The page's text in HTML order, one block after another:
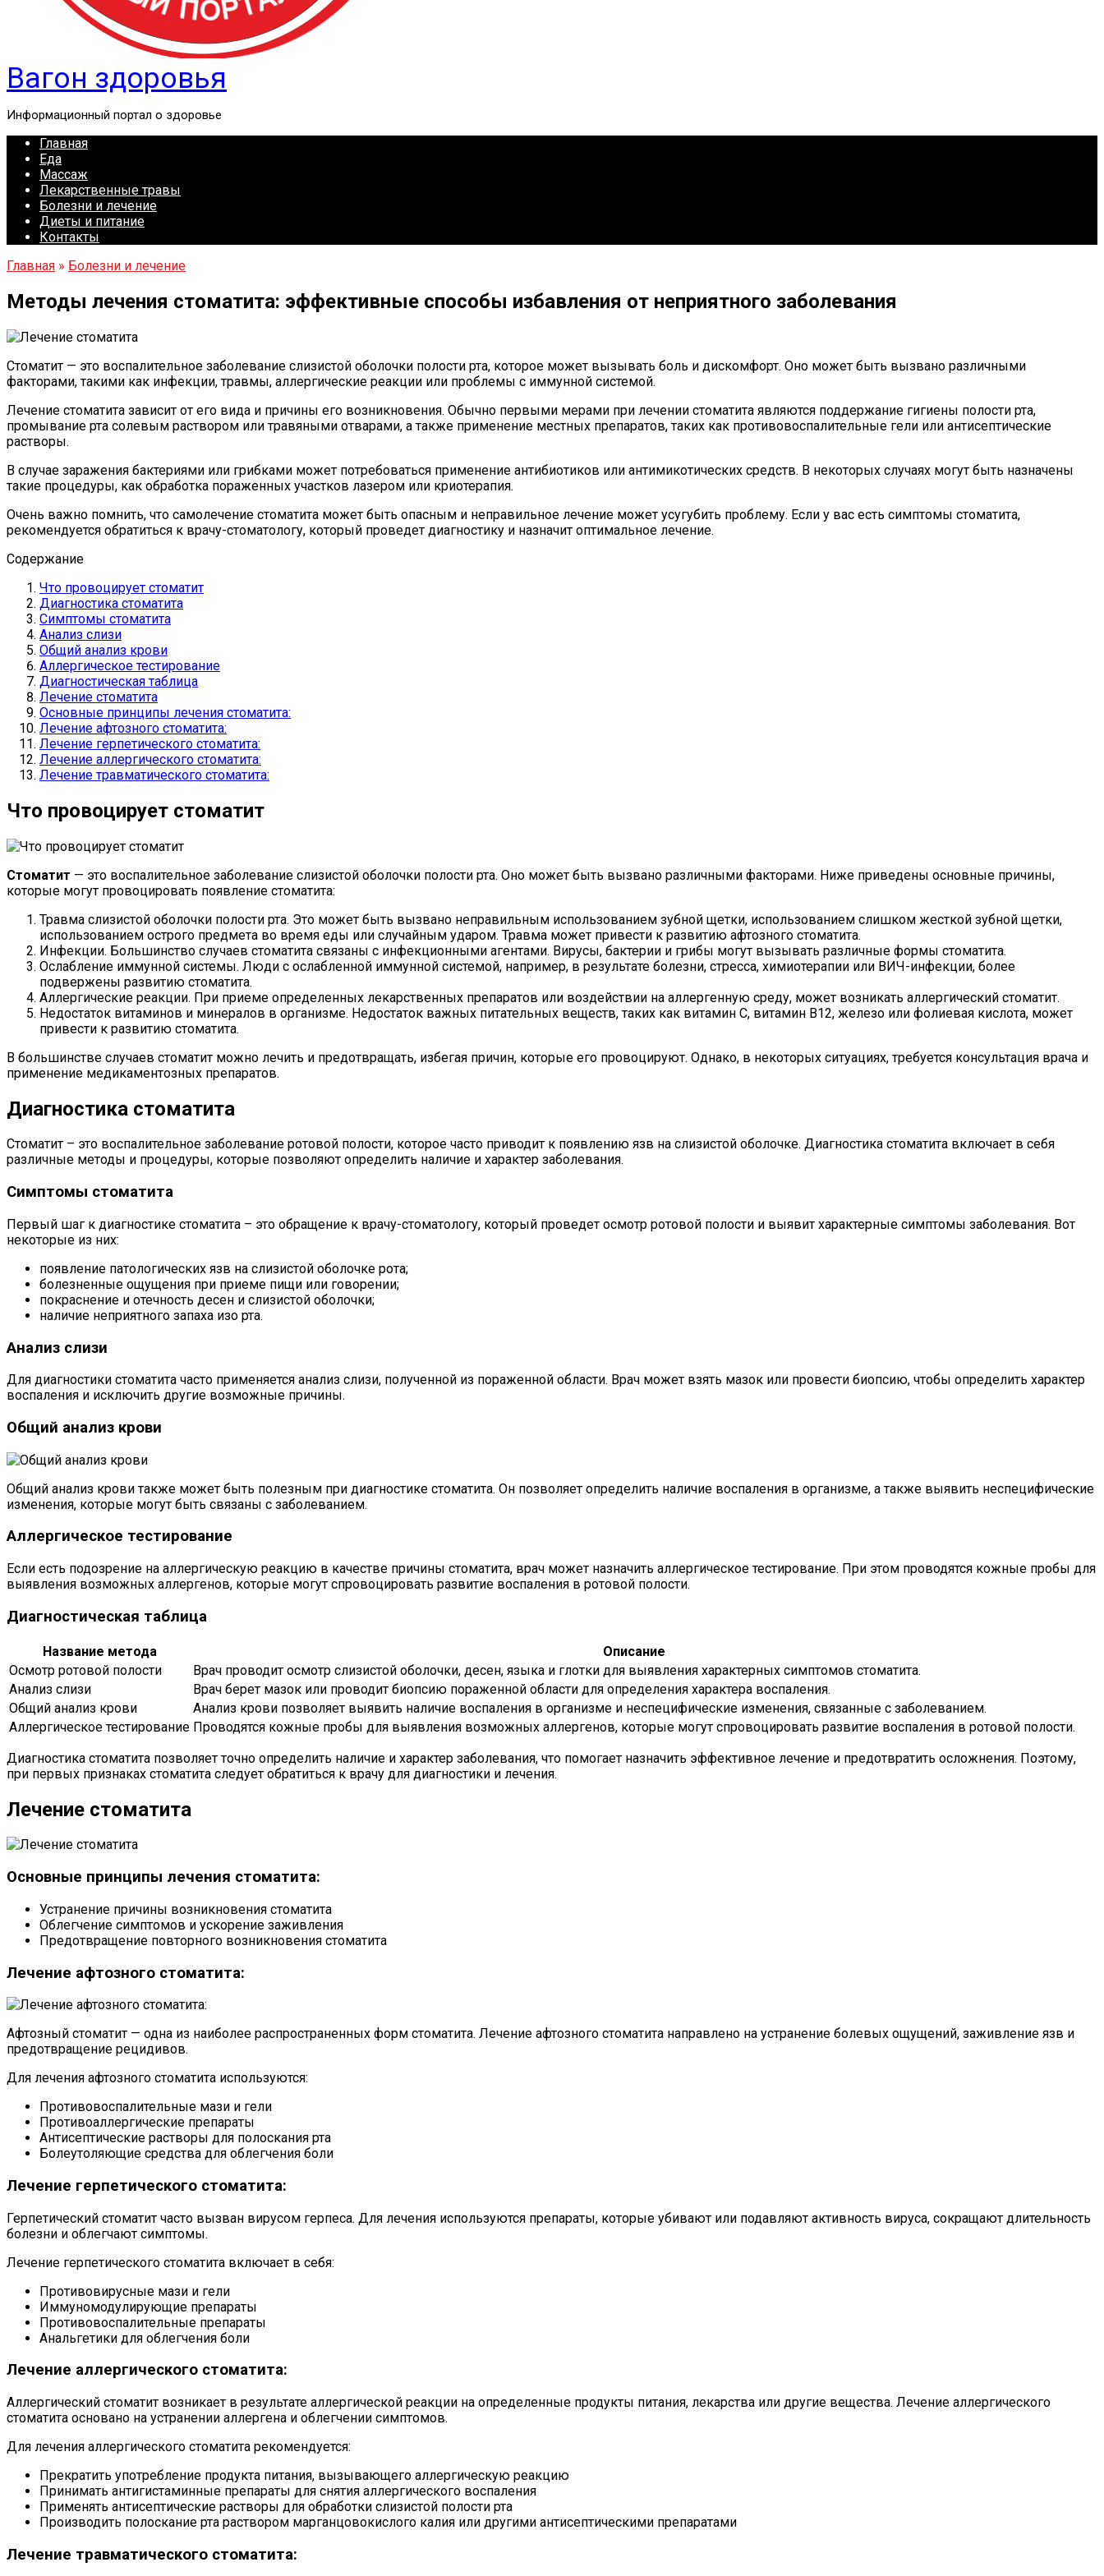
Вагон здоровья
Информационный портал о здоровье
Главная
Еда
Массаж
Лекарственные травы
Болезни и лечение
Диеты и питание
Контакты
Главная » Болезни и лечение
Методы лечения стоматита: эффективные способы избавления от неприятного заболевания
Стоматит — это воспалительное заболевание слизистой оболочки полости рта, которое может вызывать боль и дискомфорт. Оно может быть вызвано различными
факторами, такими как инфекции, травмы, аллергические реакции или проблемы с иммунной системой.
Лечение стоматита зависит от его вида и причины его возникновения. Обычно первыми мерами при лечении стоматита являются поддержание гигиены полости рта,
промывание рта солевым раствором или травяными отварами, а также применение местных препаратов, таких как противовоспалительные гели или антисептические
растворы.
В случае заражения бактериями или грибками может потребоваться применение антибиотиков или антимикотических средств. В некоторых случаях могут быть назначены
такие процедуры, как обработка пораженных участков лазером или криотерапия.
Очень важно помнить, что самолечение стоматита может быть опасным и неправильное лечение может усугубить проблему. Если у вас есть симптомы стоматита,
рекомендуется обратиться к врачу-стоматологу, который проведет диагностику и назначит оптимальное лечение.
Содержание
Что провоцирует стоматит
Диагностика стоматита
Симптомы стоматита
Анализ слизи
Общий анализ крови
Аллергическое тестирование
Диагностическая таблица
Лечение стоматита
Основные принципы лечения стоматита:
Лечение афтозного стоматита:
Лечение герпетического стоматита:
Лечение аллергического стоматита:
Лечение травматического стоматита:
Что провоцирует стоматит
Стоматит — это воспалительное заболевание слизистой оболочки полости рта. Оно может быть вызвано различными факторами. Ниже приведены основные причины,
которые могут провоцировать появление стоматита:
Травма слизистой оболочки полости рта. Это может быть вызвано неправильным использованием зубной щетки, использованием слишком жесткой зубной щетки,
использованием острого предмета во время еды или случайным ударом. Травма может привести к развитию афтозного стоматита.
Инфекции. Большинство случаев стоматита связаны с инфекционными агентами. Вирусы, бактерии и грибы могут вызывать различные формы стоматита.
Ослабление иммунной системы. Люди с ослабленной иммунной системой, например, в результате болезни, стресса, химиотерапии или ВИЧ-инфекции, более
подвержены развитию стоматита.
Аллергические реакции. При приеме определенных лекарственных препаратов или воздействии на аллергенную среду, может возникать аллергический стоматит.
Недостаток витаминов и минералов в организме. Недостаток важных питательных веществ, таких как витамин C, витамин B12, железо или фолиевая кислота, может
привести к развитию стоматита.
В большинстве случаев стоматит можно лечить и предотвращать, избегая причин, которые его провоцируют. Однако, в некоторых ситуациях, требуется консультация врача и
применение медикаментозных препаратов.
Диагностика стоматита
Стоматит – это воспалительное заболевание ротовой полости, которое часто приводит к появлению язв на слизистой оболочке. Диагностика стоматита включает в себя
различные методы и процедуры, которые позволяют определить наличие и характер заболевания.
Симптомы стоматита
Первый шаг к диагностике стоматита – это обращение к врачу-стоматологу, который проведет осмотр ротовой полости и выявит характерные симптомы заболевания. Вот
некоторые из них:
появление патологических язв на слизистой оболочке рота;
болезненные ощущения при приеме пищи или говорении;
покраснение и отечность десен и слизистой оболочки;
наличие неприятного запаха изо рта.
Анализ слизи
Для диагностики стоматита часто применяется анализ слизи, полученной из пораженной области. Врач может взять мазок или провести биопсию, чтобы определить характер
воспаления и исключить другие возможные причины.
Общий анализ крови
Общий анализ крови также может быть полезным при диагностике стоматита. Он позволяет определить наличие воспаления в организме, а также выявить неспецифические
изменения, которые могут быть связаны с заболеванием.
Аллергическое тестирование
Если есть подозрение на аллергическую реакцию в качестве причины стоматита, врач может назначить аллергическое тестирование. При этом проводятся кожные пробы для
выявления возможных аллергенов, которые могут спровоцировать развитие воспаления в ротовой полости.
Диагностическая таблица
Название метода
Описание
Осмотр ротовой полости
Врач проводит осмотр слизистой оболочки, десен, языка и глотки для выявления характерных симптомов стоматита.
Анализ слизи
Врач берет мазок или проводит биопсию пораженной области для определения характера воспаления.
Общий анализ крови
Анализ крови позволяет выявить наличие воспаления в организме и неспецифические изменения, связанные с заболеванием.
Аллергическое тестирование Проводятся кожные пробы для выявления возможных аллергенов, которые могут спровоцировать развитие воспаления в ротовой полости.
Диагностика стоматита позволяет точно определить наличие и характер заболевания, что помогает назначить эффективное лечение и предотвратить осложнения. Поэтому,
при первых признаках стоматита следует обратиться к врачу для диагностики и лечения.
Лечение стоматита
Основные принципы лечения стоматита:
Устранение причины возникновения стоматита
Облегчение симптомов и ускорение заживления
Предотвращение повторного возникновения стоматита
Лечение афтозного стоматита:
Афтозный стоматит — одна из наиболее распространенных форм стоматита. Лечение афтозного стоматита направлено на устранение болевых ощущений, заживление язв и
предотвращение рецидивов.
Для лечения афтозного стоматита используются:
Противовоспалительные мази и гели
Противоаллергические препараты
Антисептические растворы для полоскания рта
Болеутоляющие средства для облегчения боли
Лечение герпетического стоматита:
Герпетический стоматит часто вызван вирусом герпеса. Для лечения используются препараты, которые убивают или подавляют активность вируса, сокращают длительность
болезни и облегчают симптомы.
Лечение герпетического стоматита включает в себя:
Противовирусные мази и гели
Иммуномодулирующие препараты
Противовоспалительные препараты
Анальгетики для облегчения боли
Лечение аллергического стоматита:
Аллергический стоматит возникает в результате аллергической реакции на определенные продукты питания, лекарства или другие вещества. Лечение аллергического
стоматита основано на устранении аллергена и облегчении симптомов.
Для лечения аллергического стоматита рекомендуется:
Прекратить употребление продукта питания, вызывающего аллергическую реакцию
Принимать антигистаминные препараты для снятия аллергического воспаления
Применять антисептические растворы для обработки слизистой полости рта
Производить полоскание рта раствором марганцовокислого калия или другими антисептическими препаратами
Лечение травматического стоматита: